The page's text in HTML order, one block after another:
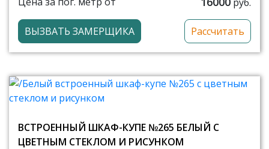
ВЫЗВАТЬ ЗАМЕРЩИКА Рассчитать
ВСТРОЕННЫЙ ШКАФ-КУПЕ №265 БЕЛЫЙ С
ЦВЕТНЫМ СТЕКЛОМ И РИСУНКОМ